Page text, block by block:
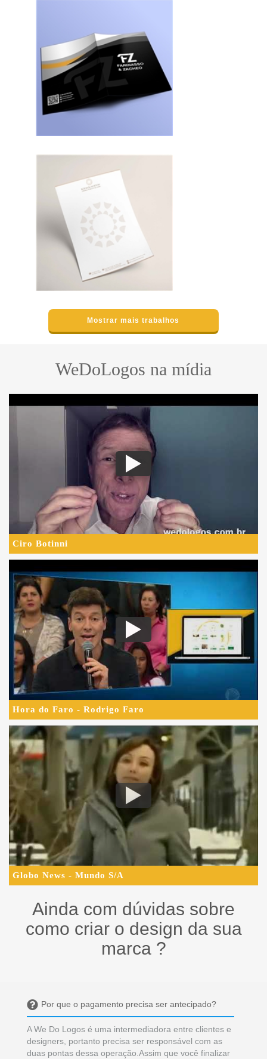
Mostrar mais trabalhos
WeDoLogos na mídia
Ciro Botinni
Hora do Faro - Rodrigo Faro
Globo News - Mundo S/A
Ainda com dúvidas sobre
como criar o design da sua
marca ?
Por que o pagamento precisa ser antecipado?
A We Do Logos é uma intermediadora entre clientes e
designers, portanto precisa ser responsável com as
duas pontas dessa operação.Assim que você finalizar